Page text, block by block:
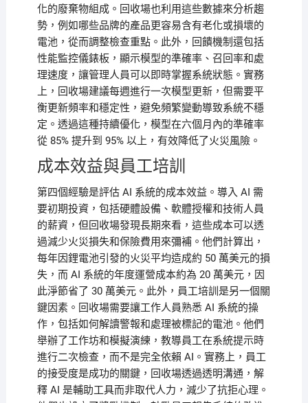
化的廢棄物組成。回收場也利用這些數據來分析趨
勢，例如哪些品牌的產品更容易含有老化或損壞的
電池，從而調整檢查重點。此外，回饋機制還包括
性能監控儀錶板，顯示模型的準確率、召回率和處
理速度，讓管理人員可以即時掌握系統狀態。實務
上，回收場建議每週進行一次模型更新，但需要平
衡更新頻率和穩定性，避免頻繁變動導致系統不穩
定。透過這種持續優化，模型在六個月內的準確率
從 85% 提升到 95% 以上，有效降低了火災風險。
成本效益與員工培訓
第四個經驗是評估 AI 系統的成本效益。導入 AI 需
要初期投資，包括硬體設備、軟體授權和技術人員
的薪資，但回收場發現長期來看，這些成本可以透
過減少火災損失和保險費用來彌補。他們計算出，
每年因鋰電池引發的火災平均造成約 50 萬美元的損
失，而 AI 系統的年度運營成本約為 20 萬美元，因
此淨節省了 30 萬美元。此外，員工培訓是另一個關
鍵因素。回收場需要讓工作人員熟悉 AI 系統的操
作，包括如何解讀警報和處理被標記的電池。他們
舉辦了工作坊和模擬演練，教導員工在系統提示時
進行二次檢查，而不是完全依賴 AI。實務上，員工
的接受度是成功的關鍵，回收場透過透明溝通，解
釋 AI 是輔助工具而非取代人力，減少了抗拒心理。